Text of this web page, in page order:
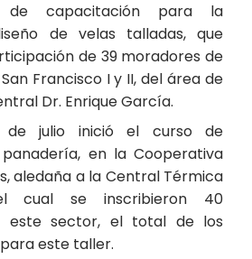
capacitación para la
de velas talladas, que
de 39 moradores de
Francisco I y II, del área de
Dr. Enrique García.
de julio inició el curso de
en la Cooperativa
aledaña a la Central Térmica
cual se inscribieron 40
este sector, el total de los
este taller.